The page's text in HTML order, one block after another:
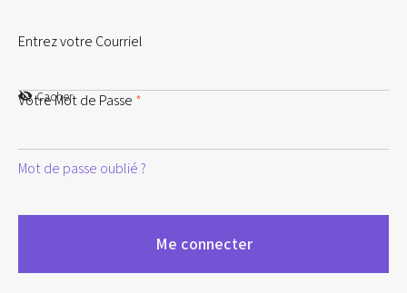
Entrez votre Courriel
Votre Mot de Passe *
Cacher
Mot de passe oublié ?